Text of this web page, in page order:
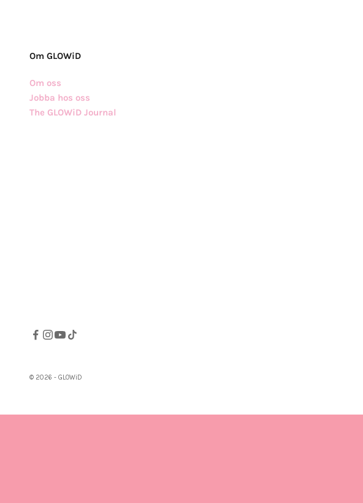
Om GLOWiD
Om oss
Jobba hos oss
The GLOWiD Journal
© 2026 - GLOWiD